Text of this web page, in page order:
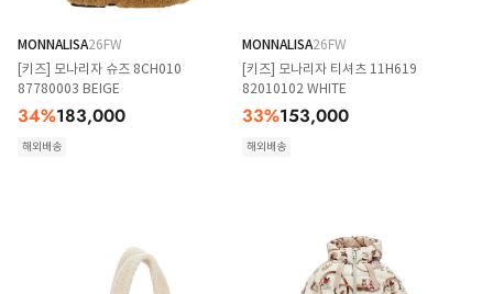
MONNALISA26FW
[키즈] 모나리자 슈즈 8CH010
87780003 BEIGE
34%183,000
해외배송
MONNALISA26FW
[키즈] 모나리자 티셔츠 11H619
82010102 WHITE
33%153,000
해외배송